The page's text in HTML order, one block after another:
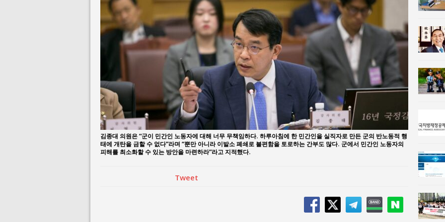
July 23, 2026 in 사람과사회: 강산건설 박재윤 강제추행 사건, 무엇이 문제인가?
July 2, 2026 in 사람:
한국지방재정공제회, 2026년 정기 승진 인사 발표
김종대 의원은 “군이 민간인 노동자에 대해 너무 무책임하다. 하루아침에 한 민간인을 실직자로 만든 군의 반노동적 행
태에 개탄을 금할 수 없다”라며 “뿐만 아니라 이발소 폐쇄로 불편함을 토로하는 간부도 많다. 군에서 민간인 노동자의
피해를 최소화할 수 있는 방안을 마련하라”라고 지적했다.
Tweet